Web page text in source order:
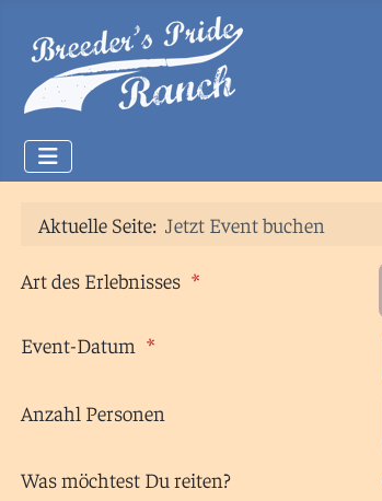
Aktuelle Seite:Jetzt Event buchen
Art des Erlebnisses
Event-Datum
Anzahl Personen
Was möchtest Du reiten?